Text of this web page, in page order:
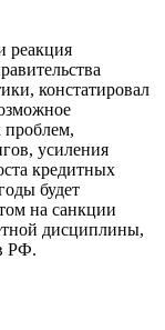
реакция
констатировал
проблем,
усиления
кредитных
будет
на санкции
дисциплины,
РФ.